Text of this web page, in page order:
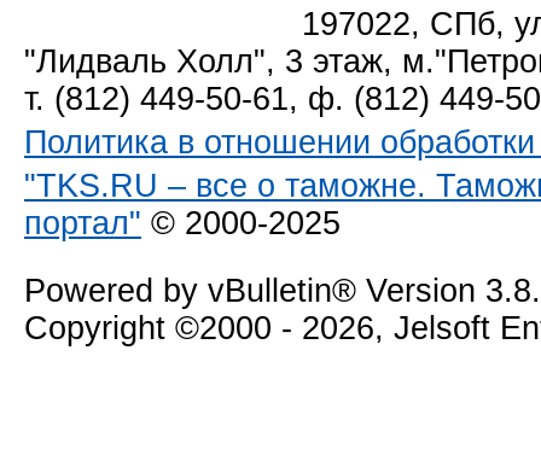
197022, СПб,
"Лидваль Холл", 3 этаж,
т. (812) 449-50-61, ф. (812) 449-
Политика в отношении
"TKS.RU – все о таможне.
портал" © 2000-2025
Powered by vBulletin® Version
Copyright ©2000 - 2026, Jelsoft